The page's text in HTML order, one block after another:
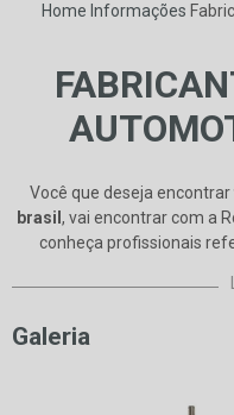
Home Informações
Você que deseja encontrar
brasil , vai encontrar com a
conheça profissionais
Galeria